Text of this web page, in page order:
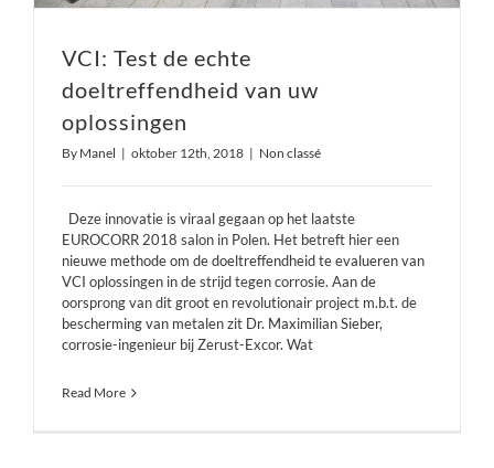
VCI: Test de echte
doeltreffendheid van uw
oplossingen
By Manel | oktober 12th, 2018 | Non classé
Deze innovatie is viraal gegaan op het laatste
EUROCORR 2018 salon in Polen. Het betreft hier een
nieuwe methode om de doeltreffendheid te evalueren van
VCI oplossingen in de strijd tegen corrosie. Aan de
oorsprong van dit groot en revolutionair project m.b.t. de
bescherming van metalen zit Dr. Maximilian Sieber,
corrosie-ingenieur bij Zerust-Excor. Wat
Read More